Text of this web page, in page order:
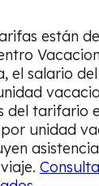
están
el salario
del tarifario
unidad